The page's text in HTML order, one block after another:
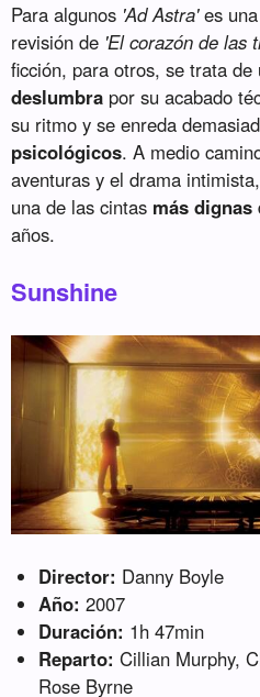
Para algunos 'Ad Astra'es una
revisión de 'El corazón de las
ficción, para otros, se trata
deslumbra por su acabado
su ritmo y se enreda
psicológicos. A medio
aventuras y el drama
una de las cintas más dignas
años.
Sunshine
Director: Danny Boyle
Año: 2007
Duración: 1h 47min
Reparto: Cillian Murphy,
Rose Byrne